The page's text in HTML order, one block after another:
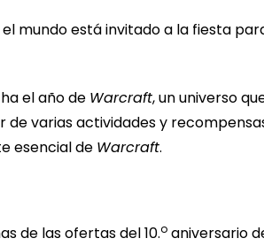
mundo está invitado a la fiesta
el año de Warcraft, un universo
varias actividades y
esencial de Warcraft.
de las ofertas del 10.o aniversario